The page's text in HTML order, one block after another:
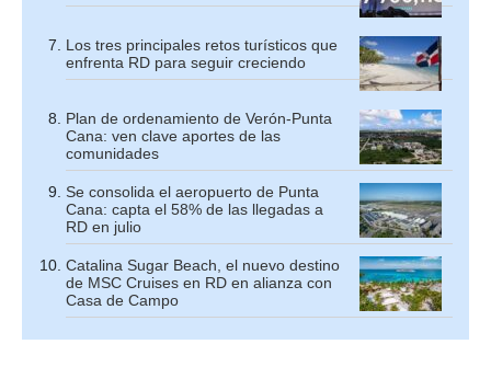
Los tres principales retos turísticos que
enfrenta RD para seguir creciendo
Plan de ordenamiento de Verón-Punta
Cana: ven clave aportes de las
comunidades
Se consolida el aeropuerto de Punta
Cana: capta el 58% de las llegadas a
RD en julio
Catalina Sugar Beach, el nuevo destino
de MSC Cruises en RD en alianza con
Casa de Campo